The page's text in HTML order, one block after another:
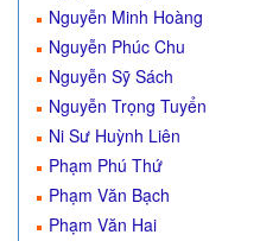
Nguyễn Minh Hoàng
Nguyễn Phúc Chu
Nguyễn Sỹ Sách
Nguyễn Trọng Tuyển
Ni Sư Huỳnh Liên
Phạm Phú Thứ
Phạm Văn Bạch
Phạm Văn Hai